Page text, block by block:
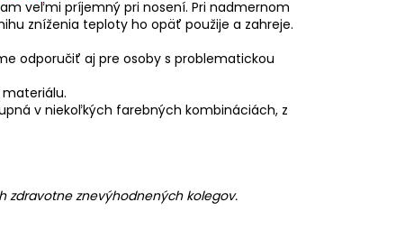
veľmi príjemný pri nosení. Pri nadmernom
zníženia teploty ho opäť použije a zahreje.
odporučiť aj pre osoby s problematickou
materiálu.
v niekoľkých farebných kombináciách, z
zdravotne znevýhodnených kolegov.